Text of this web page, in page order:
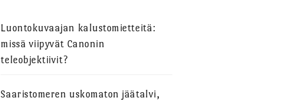
Luontokuvaajan kalustomietteitä:
missä viipyvät Canonin
teleobjektiivit?
Saaristomeren uskomaton jäätalvi,